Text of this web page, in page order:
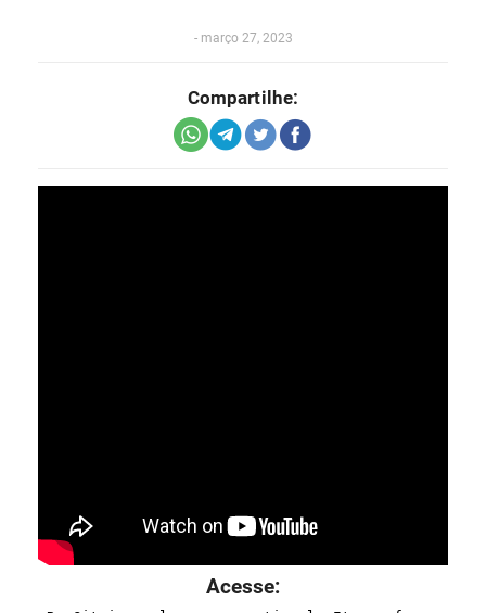
- março 27, 2023
Compartilhe:
Acesse: